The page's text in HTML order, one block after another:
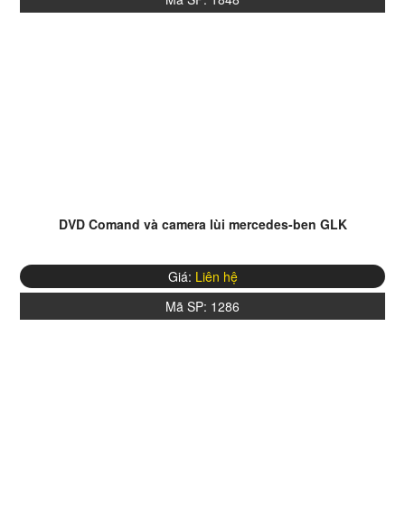
DVD Comand và camera lùi mercedes-ben GLK
Giá: Liên hệ
Mã SP: 1286